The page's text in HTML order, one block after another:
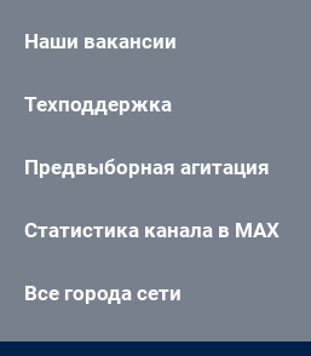
Наши вакансии
Техподдержка
Предвыборная агитация
Статистика канала в MAX
Все города сети